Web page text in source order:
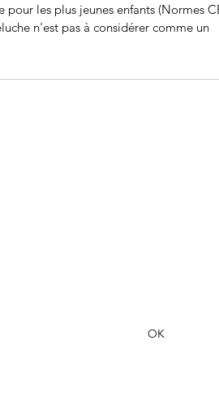
les plus jeunes enfants (Normes
n'est pas à considérer comme un
OK